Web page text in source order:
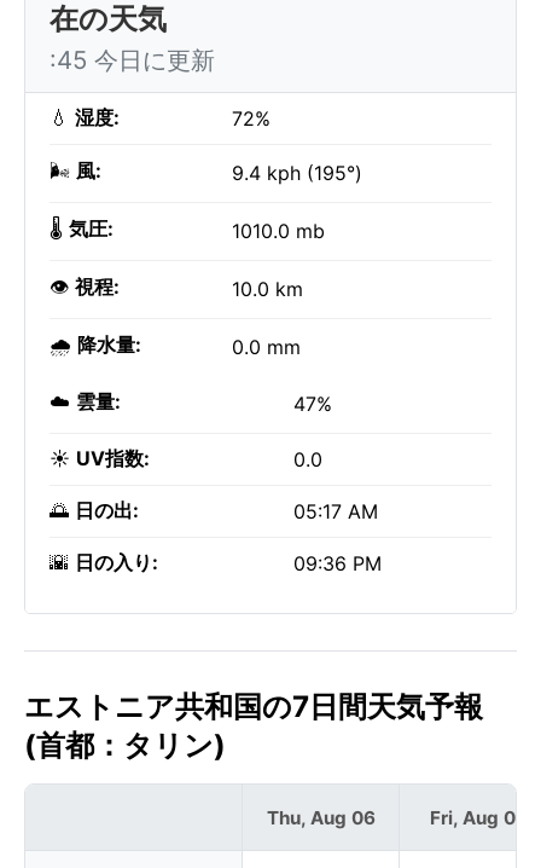
在の天気
:45 今日に更新
💧 湿度: 72%
🌬️ 風: 9.4 kph (195°)
🌡️ 気圧: 1010.0 mb
👁️ 視程: 10.0 km
🌧️ 降水量: 0.0 mm
☁️ 雲量: 47%
☀️ UV指数: 0.0
🌅 日の出: 05:17 AM
🌇 日の入り: 09:36 PM
エストニア共和国の7日間天気予報
(首都：タリン)
Thu, Aug 06 Fri, Aug 07